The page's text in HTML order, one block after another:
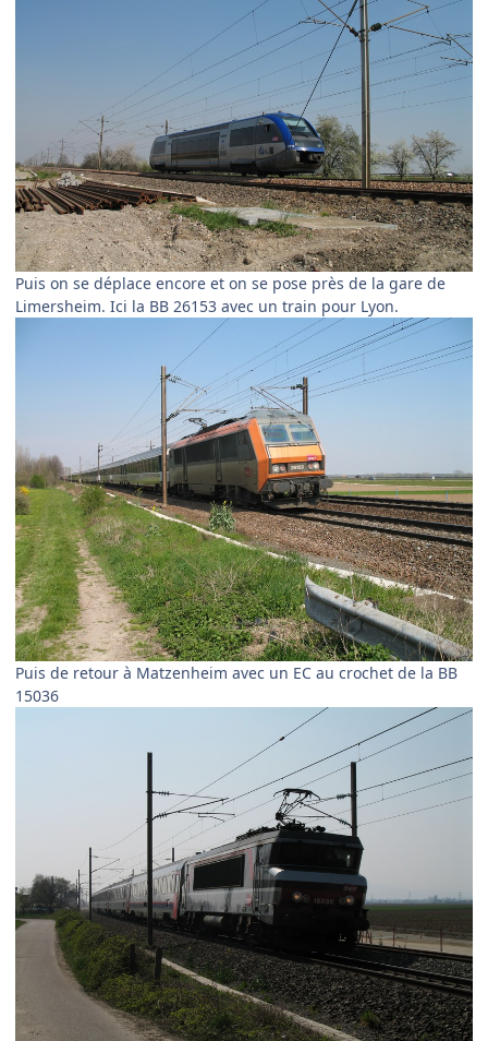
Puis on se déplace encore et on se pose près de la gare de
Limersheim. Ici la BB 26153 avec un train pour Lyon.
Puis de retour à Matzenheim avec un EC au crochet de la BB
15036